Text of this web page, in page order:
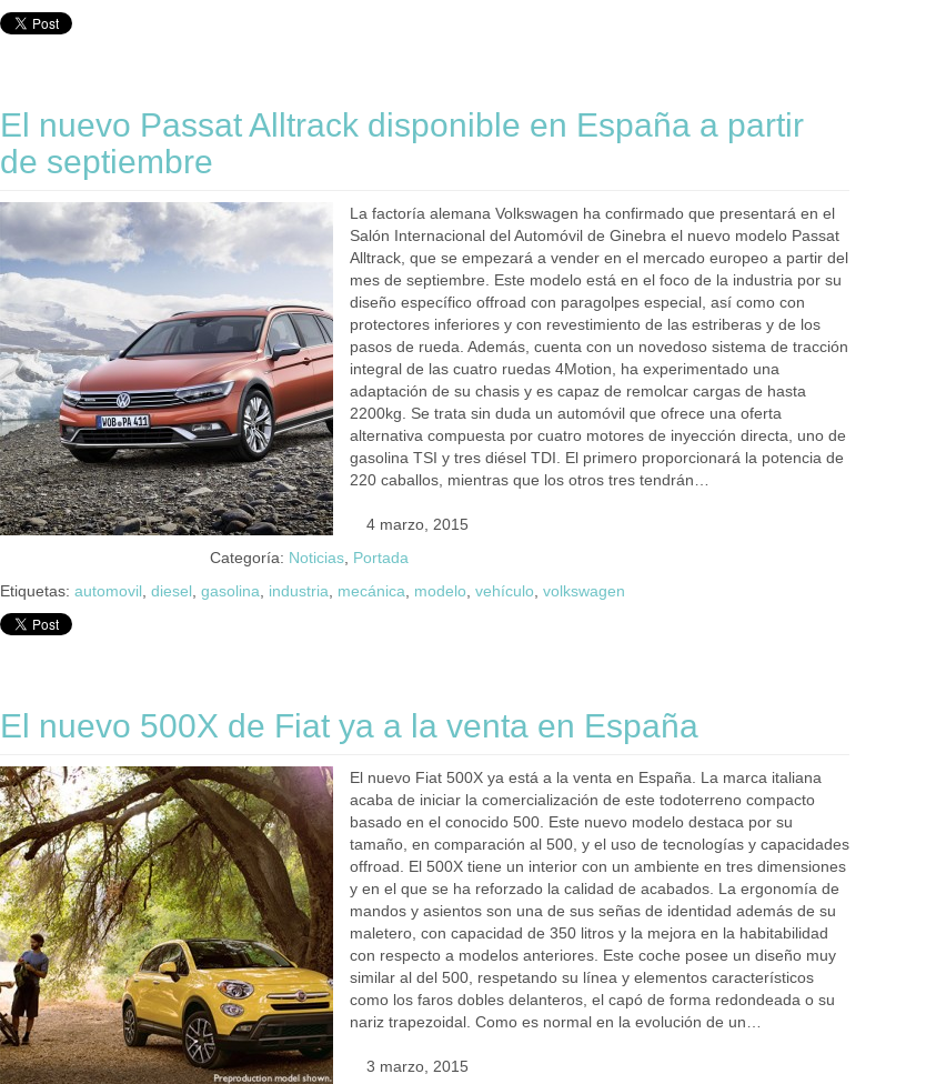
El nuevo Passat Alltrack disponible en España a partir
de septiembre
La factoría alemana Volkswagen ha confirmado que presentará en el
Salón Internacional del Automóvil de Ginebra el nuevo modelo Passat
Alltrack, que se empezará a vender en el mercado europeo a partir del
mes de septiembre. Este modelo está en el foco de la industria por su
diseño específico offroad con paragolpes especial, así como con
protectores inferiores y con revestimiento de las estriberas y de los
pasos de rueda. Además, cuenta con un novedoso sistema de tracción
integral de las cuatro ruedas 4Motion, ha experimentado una
adaptación de su chasis y es capaz de remolcar cargas de hasta
2200kg. Se trata sin duda un automóvil que ofrece una oferta
alternativa compuesta por cuatro motores de inyección directa, uno de
gasolina TSI y tres diésel TDI. El primero proporcionará la potencia de
220 caballos, mientras que los otros tres tendrán…
4 marzo, 2015
Categoría: Noticias, Portada
Etiquetas: automovil diesel gasolina industria mecánica modelo vehículo volkswagen
El nuevo 500X de Fiat ya a la venta en España
El nuevo Fiat 500X ya está a la venta en España. La marca italiana
acaba de iniciar la comercialización de este todoterreno compacto
basado en el conocido 500. Este nuevo modelo destaca por su
tamaño, en comparación al 500, y el uso de tecnologías y capacidades
offroad. El 500X tiene un interior con un ambiente en tres dimensiones
y en el que se ha reforzado la calidad de acabados. La ergonomía de
mandos y asientos son una de sus señas de identidad además de su
maletero, con capacidad de 350 litros y la mejora en la habitabilidad
con respecto a modelos anteriores. Este coche posee un diseño muy
similar al del 500, respetando su línea y elementos característicos
como los faros dobles delanteros, el capó de forma redondeada o su
nariz trapezoidal. Como es normal en la evolución de un…
3 marzo, 2015